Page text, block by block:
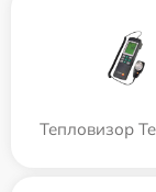
Тепловизор